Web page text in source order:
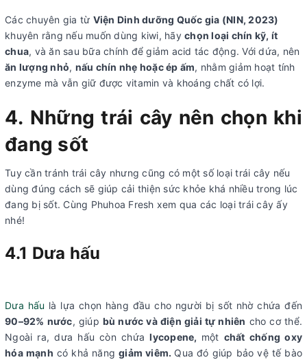
Các chuyên gia từ Viện Dinh dưỡng Quốc gia (NIN, 2023)
khuyên rằng nếu muốn dùng kiwi, hãy chọn loại chín kỹ, ít
chua, và ăn sau bữa chính để giảm acid tác động. Với dứa, nên
ăn lượng nhỏ, nấu chín nhẹ hoặc ép ấm, nhằm giảm hoạt tính
enzyme mà vẫn giữ được vitamin và khoáng chất có lợi.
4. Những trái cây nên chọn khi
đang sốt
Tuy cần tránh trái cây nhưng cũng có một số loại trái cây nếu
dùng đúng cách sẽ giúp cải thiện sức khỏe khá nhiều trong lúc
đang bị sốt. Cùng Phuhoa Fresh xem qua các loại trái cây ấy
nhé!
4.1 Dưa hấu
Dưa hấu là lựa chọn hàng đầu cho người bị sốt nhờ chứa đến
90–92% nước, giúp bù nước và điện giải tự nhiên cho cơ thể.
Ngoài ra, dưa hấu còn chứalycopene, một chất chống oxy
hóa mạnh có khả năng giảm viêm. Qua đó giúp bảo vệ tế bào